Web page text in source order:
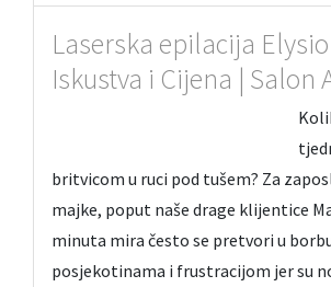
Laserska epilacija
Iskustva i Cijena | Salon
britvicom u ruci pod tušem? Za
majke, poput naše drage klijentice
minuta mira često se pretvori u
posjekotinama i frustracijom jer su